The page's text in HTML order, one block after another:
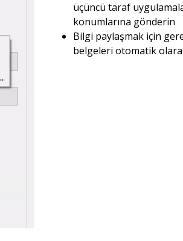
üçüncü taraf
konumlarına gönderin
Bilgi paylaşmak için
belgeleri otomatik